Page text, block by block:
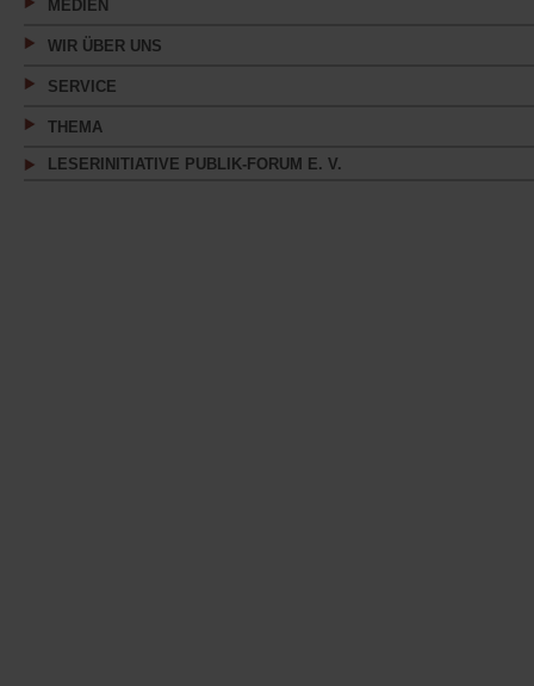
MEDIEN
WIR ÜBER UNS
SERVICE
THEMA
LESERINITIATIVE PUBLIK-FORUM E. V.